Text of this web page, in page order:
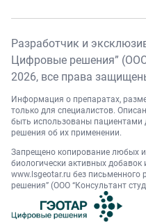
Разработчик и
Цифровые решения” (ООО
2026, все права
Информация о препаратах,
только для специалистов.
быть использованы пациентами
решения об их применении.
Запрещено копирование любых
биологически активных
www.lsgeotar.ru без
решения” (ООО “Консультант